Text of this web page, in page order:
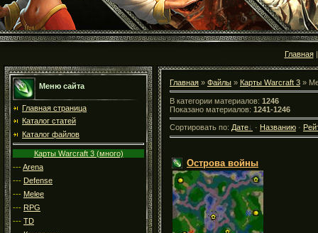
Главная
Меню сайта
Главная страница
Каталог статей
Каталог файлов
Карты Warcraft 3 (много)
---Arena
--- Defense
--- Melee
--- RPG
--- TD
Главная » Файлы » Карты Warcraft 3 »
В категории материалов: 1246
Показано материалов: 1241-1246
Сортировать по: Дате · Названию ·
Острова войны